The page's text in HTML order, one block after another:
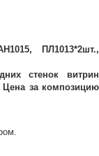
ПЛ1013*2шт.,
стенок витрин
Цена за композицию